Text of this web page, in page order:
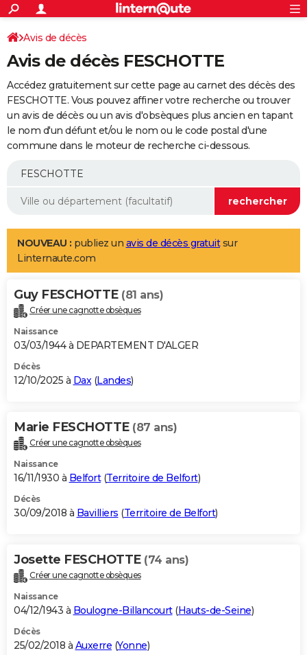
ACTUALITÉS
Politique
Société
Faits Divers
Education
Monde
Villes
+
SPORT
Coupe du monde 2026
Football
Tennis
Cyclisme
Rugby
Forum
Programme TV
TNT
Streaming
Cinéma
Sorties cinéma
Musique
+
FINANCE
Impôts
Immobilier
Risques naturels par ville
Banque
Assurance
Crédit
AUTO
Essais
Réserver un essai
Citadines
Berlines
SUV
Forum auto
+
Mobiles
Meilleur smartphone
Internet
Ordinateurs
Jeux vidéo
Guide high-tech
Aménagement intérieur
LIFESTYLE
Art de vivre
Bien-être
Loisirs
Mode
Modes de vie
Alimentation
Guide de la santé
Maladies
Médicaments
Sommeil
VOYAGE
Destinations
City break
Voyage nature
Voyage de noces
Forum
Climat
+PHOTO
GUIDES D'ACHAT
BONS PLANS
Carte de Noël
Carte Bonne année
Carte Saint-Valentin
Carte Pâques
Carte d'anniversaire
DICTIONNAIRE
Dictionnaire
Biographies
Citations
Expressions
Proverbes
PROGRAMME TV
S'inscrire
Se connecter
Lycées
Collèges
Primaires
Universités
Entreprises
Service militaire
Avis de recherche
AVIS DE DÉCÈS
Bricolage
Lifestyle
Culture
Sport
Auto
Television
Voyage
Cinema
Avis de décès
Avis de décès FESCHOTTE
Accédez gratuitement sur cette page au carnet des décès des
FESCHOTTE. Vous pouvez affiner votre recherche ou trouver
un avis de décès ou un avis d'obsèques plus ancien en tapant
le nom d'un défunt et/ou le nom ou le code postal d'une
commune dans le moteur de recherche ci-dessous.
NOUVEAU : publiez un avis de décès gratuitsur
Linternaute.com
Guy FESCHOTTE (81 ans)
Créer une cagnotte obsèques
Naissance
03/03/1944 à DEPARTEMENT D'ALGER
Décès
12/10/2025 à Dax(Landes)
Marie FESCHOTTE (87 ans)
Créer une cagnotte obsèques
Naissance
16/11/1930 à Belfort(Territoire de Belfort)
Décès
30/09/2018 à Bavilliers (Territoire de Belfort)
Josette FESCHOTTE (74 ans)
Créer une cagnotte obsèques
Naissance
04/12/1943 à Boulogne-Billancourt(Hauts-de-Seine)
Décès
25/02/2018 à Auxerre (Yonne)